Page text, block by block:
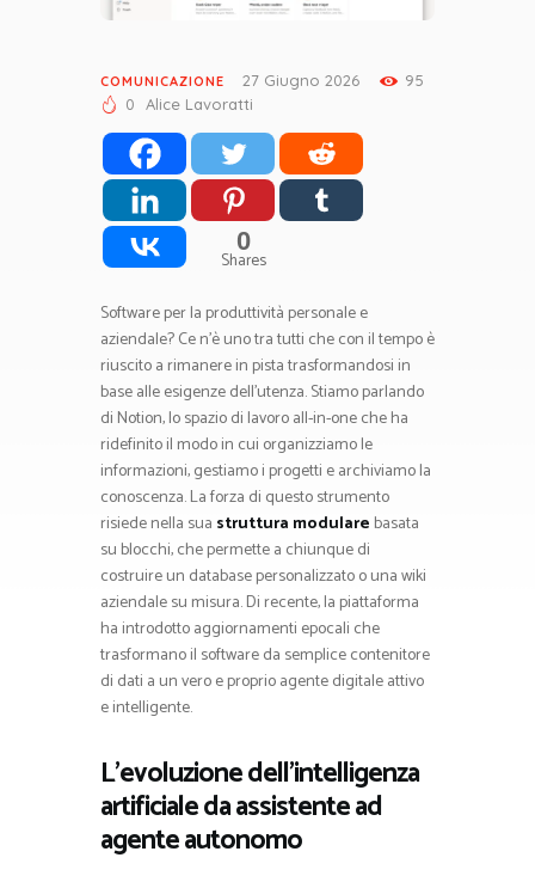
COMUNICAZIONE 27 Giugno 2026
95
0
Alice Lavoratti
0
Shares
Software per la produttività personale e
aziendale? Ce n’è uno tra tutti che con il tempo è
riuscito a rimanere in pista trasformandosi in
base alle esigenze dell’utenza. Stiamo parlando
di Notion, lo spazio di lavoro all-in-one che ha
ridefinito il modo in cui organizziamo le
informazioni, gestiamo i progetti e archiviamo la
conoscenza. La forza di questo strumento
risiede nella sua struttura modulare basata
su blocchi, che permette a chiunque di
costruire un database personalizzato o una wiki
aziendale su misura. Di recente, la piattaforma
ha introdotto aggiornamenti epocali che
trasformano il software da semplice contenitore
di dati a un vero e proprio agente digitale attivo
e intelligente.
L’evoluzione dell’intelligenza
artificiale da assistente ad
agente autonomo